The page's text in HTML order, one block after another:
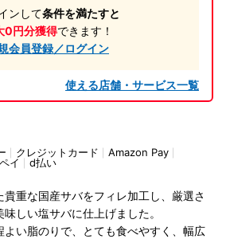
ンして条件を満たすと
0円分獲得できます！
会員登録／ログイン
使える店舗・サービス一覧
クレジットカード
Amazon Pay
イ d払い
重な国産サバをフィレ加工し、厳選さ
しい塩サバに仕上げました。
よい脂のりで、とても食べやすく、幅広